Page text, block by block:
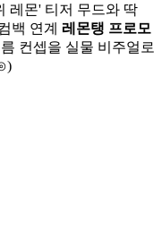
레몬' 티저 무드와 딱
백 연계 레몬탱 프로모
컨셉을 실물 비주얼로